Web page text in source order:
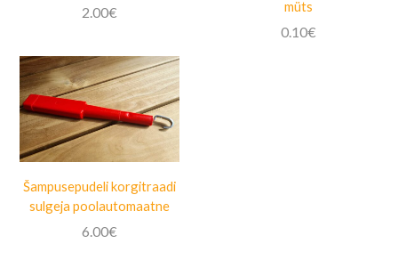
2.00€
müts
0.10€
Šampusepudeli korgitraadi
sulgeja poolautomaatne
6.00€